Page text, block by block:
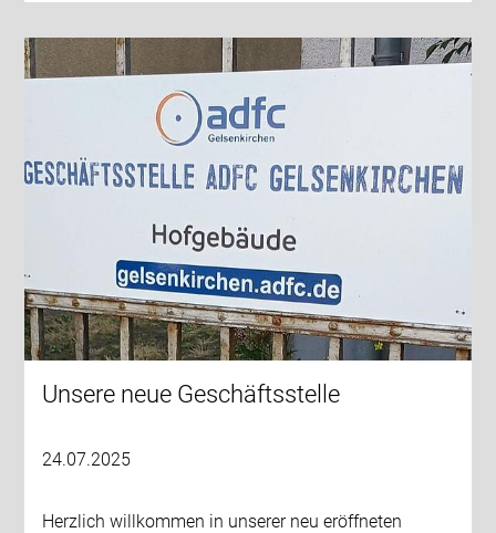
Unsere neue Geschäftsstelle
24.07.2025
Herzlich willkommen in unserer neu eröffneten